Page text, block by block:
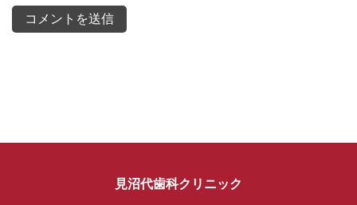
見沼代歯科クリニック